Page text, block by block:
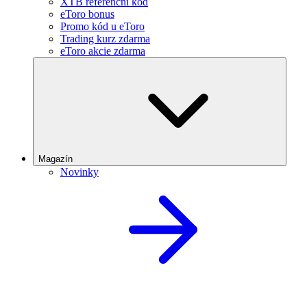
eToro bonus
Promo kód u eToro
Trading kurz zdarma
eToro akcie zdarma
Magazín
Novinky